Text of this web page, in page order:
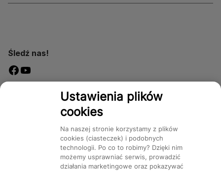
Śledź nas!
Dostępność
Kategorie Produkty Marki CMS
Ustawienia plików
cookies
Na naszej stronie korzystamy z plików
cookies (ciasteczek) i podobnych
technologii. Po co to robimy? Dzięki nim
możemy usprawniać serwis, prowadzić
działania marketingowe oraz pokazywać